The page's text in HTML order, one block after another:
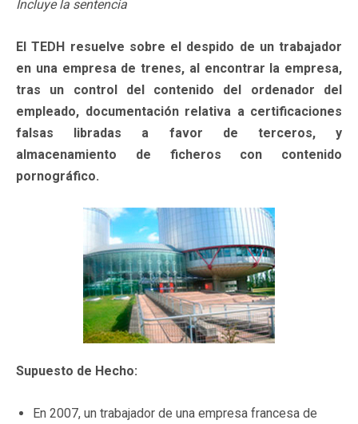
Incluye la sentencia
El TEDH resuelve sobre el despido de un trabajador
en una empresa de trenes, al encontrar la empresa,
tras un control del contenido del ordenador del
empleado, documentación relativa a certificaciones
falsas libradas a favor de terceros, y
almacenamiento de ficheros con contenido
pornográfico.
Supuesto de Hecho:
En 2007, un trabajador de una empresa francesa de